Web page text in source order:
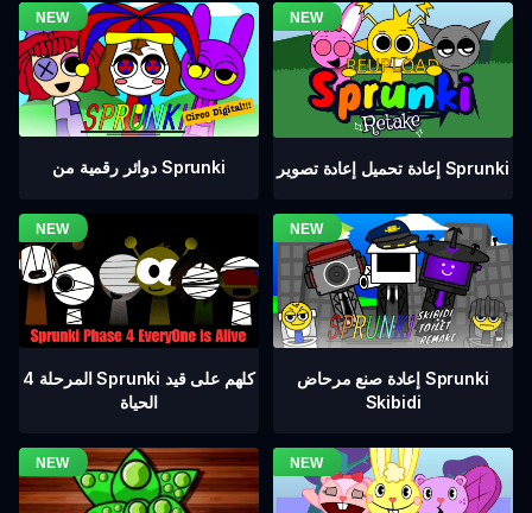
دوائر رقمية من Sprunki إعادة تحميل إعادة تصوير Sprunki
المرحلة 4 Sprunki كلهم على قيد
الحياة
إعادة صنع مرحاض Sprunki
Skibidi